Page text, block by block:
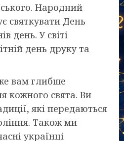
Народний
святкувати День
день. У світі
день друку та
вам глибше
кожного свята. Ви
які передаються
Також ми
українці